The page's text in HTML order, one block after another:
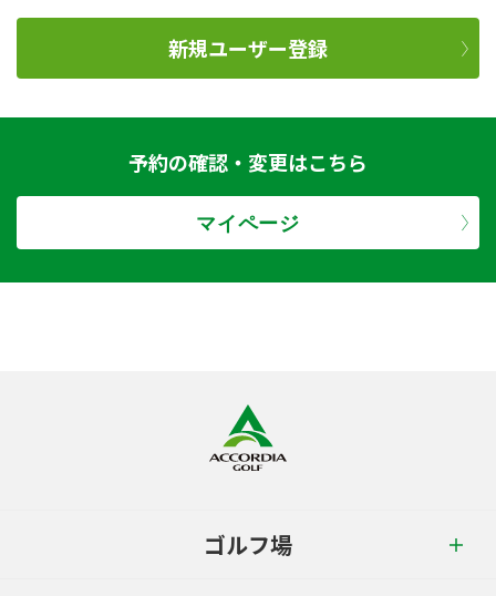
新規ユーザー登録
予約の確認・変更はこちら
マイページ
ゴルフ場